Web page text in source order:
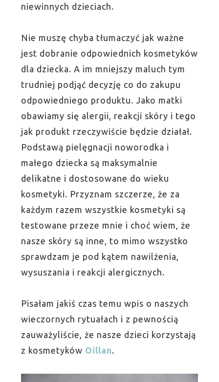
niewinnych dzieciach.
Nie muszę chyba tłumaczyć jak ważne
jest dobranie odpowiednich kosmetyków
dla dziecka. A im mniejszy maluch tym
trudniej podjąć decyzję co do zakupu
odpowiedniego produktu. Jako matki
obawiamy się alergii, reakcji skóry i tego
jak produkt rzeczywiście będzie działał.
Podstawą pielęgnacji noworodka i
małego dziecka są maksymalnie
delikatne i dostosowane do wieku
kosmetyki. Przyznam szczerze, że za
każdym razem wszystkie kosmetyki są
testowane przeze mnie i choć wiem, że
nasze skóry są inne, to mimo wszystko
sprawdzam je pod kątem nawilżenia,
wysuszania i reakcji alergicznych.
Pisałam jakiś czas temu wpis o naszych
wieczornych rytuałach i z pewnością
zauważyliście, że nasze dzieci korzystają
z kosmetyków Oillan.